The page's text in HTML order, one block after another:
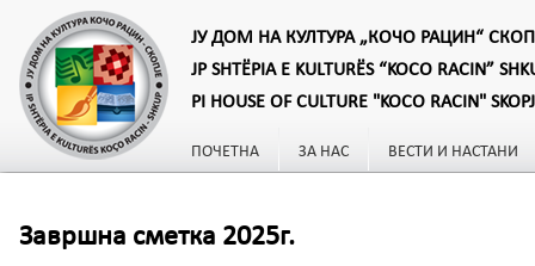
ЈУ ДОМ НА КУЛТУРА „КОЧО РАЦИН“
JP SHTËPIA E KULTURËS “KOCO RACIN”
PI HOUSE OF CULTURE "KOCO RACIN"
ПОЧЕТНА ЗА НАС ВЕСТИ И НАСТАНИ
Завршна сметка 2025г.